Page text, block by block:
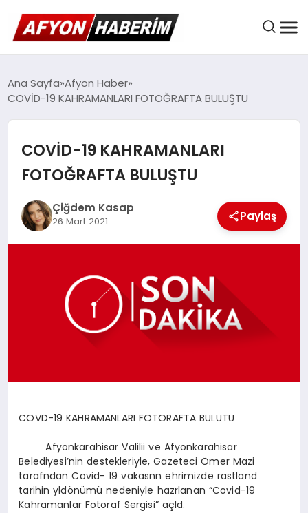
AFYON HABER
BELEDIYELER
EKONOMI
TEKNOLOJI
Ana Sayfa Afyon Haber
COVİD-19 KAHRAMANLARI FOTOĞRAFTA BULUŞTU
COVİD-19 KAHRAMANLARI
FOTOĞRAFTA BULUŞTU
Çiğdem Kasap
26 Mart 2021 Paylaş
COVD-19 KAHRAMANLARI FOTORAFTA BULUTU
Afyonkarahisar Valilii ve Afyonkarahisar
Belediyesi’nin destekleriyle, Gazeteci Ömer Mazi
tarafndan Covid- 19 vakasnn ehrimizde rastland
tarihin yldönümü nedeniyle hazrlanan “Covid-19
Kahramanlar Fotoraf Sergisi” açld.